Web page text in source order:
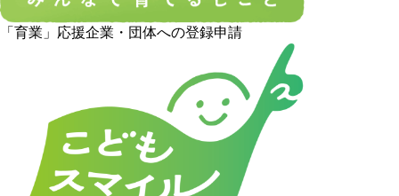
「育業」応援企業・団体への登録申請